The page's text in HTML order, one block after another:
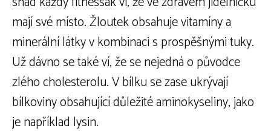
mají své místo. Žloutek obsahuje vitamíny a
minerální látky v kombinaci s prospěšnými tuky.
Už dávno se také ví, že se nejedná o původce
zlého cholesterolu. V bílku se zase ukrývají
bílkoviny obsahující důležité aminokyseliny, jako
je například lysin.